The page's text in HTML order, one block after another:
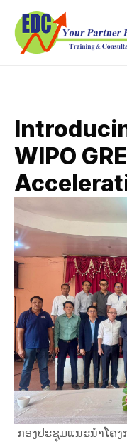
WIPO
ກອງປະຊຸມແນະນໍາໂຄງກ